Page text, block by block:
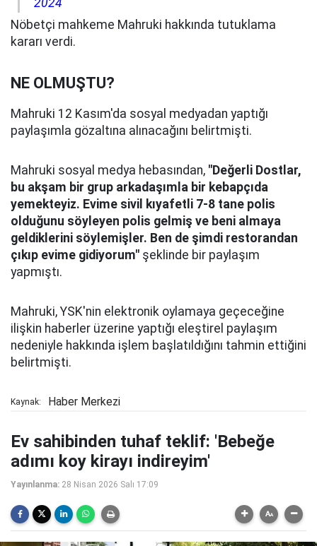
2024
Nöbetçi mahkeme Mahruki hakkında tutuklama
kararı verdi.
NE OLMUŞTU?
Mahruki 12 Kasım'da sosyal medyadan yaptığı
paylaşımla gözaltına alınacağını belirtmişti.
Mahruki sosyal medya hebasından, "Değerli Dostlar,
bu akşam bir grup arkadaşımla bir kebapçıda
yemekteyiz. Evime sivil kıyafetli 7-8 tane polis
olduğunu söyleyen polis gelmiş ve beni almaya
geldiklerini söylemişler. Ben de şimdi restorandan
çıkıp evime gidiyorum" şeklinde bir paylaşım
yapmıştı.
Mahruki, YSK'nin elektronik oylamaya geçeceğine
ilişkin haberler üzerine yaptığı eleştirel paylaşım
nedeniyle hakkında işlem başlatıldığını tahmin ettiğini
belirtmişti.
Kaynak: Haber Merkezi
Ev sahibinden tuhaf teklif: 'Bebeğe
adımı koy kirayı indireyim'
Yayınlanma: 28 Nisan 2026 Salı 17:09